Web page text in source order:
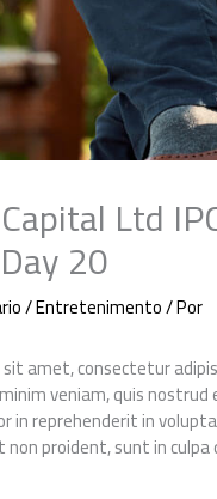
Ltd
20
/Entretenimento/ Por
amet, consectetur
veniam, quis
in reprehenderit in
proident, sunt in